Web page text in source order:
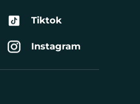
Tiktok
Instagram